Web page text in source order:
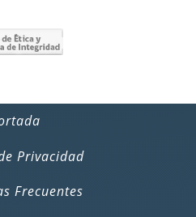
Privacidad
Frecuentes